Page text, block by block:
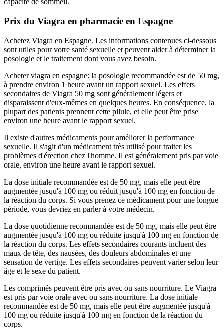
Prix du Viagra en pharmacie en Espagne
Achetez Viagra en Espagne. Les informations contenues ci-dessous
sont utiles pour votre santé sexuelle et peuvent aider à déterminer la
posologie et le traitement dont vous avez besoin.
Acheter viagra en espagne: la posologie recommandée est de 50 mg,
à prendre environ 1 heure avant un rapport sexuel. Les effets
secondaires de Viagra 50 mg sont généralement légers et
disparaissent d'eux-mêmes en quelques heures. En conséquence, la
plupart des patients prennent cette pilule, et elle peut être prise
environ une heure avant le rapport sexuel.
Il existe d'autres médicaments pour améliorer la performance
sexuelle. Il s'agit d'un médicament très utilisé pour traiter les
problèmes d'érection chez l'homme. Il est généralement pris par voie
orale, environ une heure avant le rapport sexuel.
La dose initiale recommandée est de 50 mg, mais elle peut être
augmentée jusqu'à 100 mg ou réduit jusqu'à 100 mg en fonction de
la réaction du corps. Si vous prenez ce médicament pour une longue
période, vous devriez en parler à votre médecin.
La dose quotidienne recommandée est de 50 mg, mais elle peut être
augmentée jusqu'à 100 mg ou réduite jusqu'à 100 mg en fonction de
la réaction du corps. Les effets secondaires courants incluent des
maux de tête, des nausées, des douleurs abdominales et une
sensation de vertige. Les effets secondaires peuvent varier selon leur
âge et le sexe du patient.
Les comprimés peuvent être pris avec ou sans nourriture. Le Viagra
est pris par voie orale avec ou sans nourriture. La dose initiale
recommandée est de 50 mg, mais elle peut être augmentée jusqu'à
100 mg ou réduite jusqu'à 100 mg en fonction de la réaction du
corps.